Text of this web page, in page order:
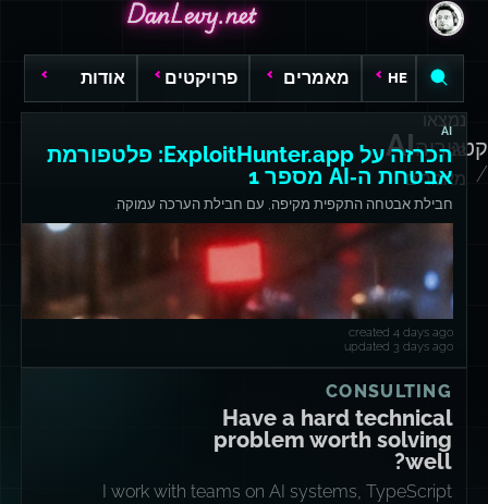
DanLevy.net
DanLevy.net
DanLevy.net
HE מאמרים פרויקטים אודות
קטגוריה
/
AI
נמצאו
12
מאמרים
AI
הכרזה על ExploitHunter.app: פלטפורמת
אבטחת ה‑AI מספר 1
חבילת אבטחה התקפית מקיפה, עם חבילת הערכה עמוקה.
created 4 days ago
updated 3 days ago
CONSULTING
Have a hard technical
problem worth solving
well?
I work with teams on AI systems, TypeScript